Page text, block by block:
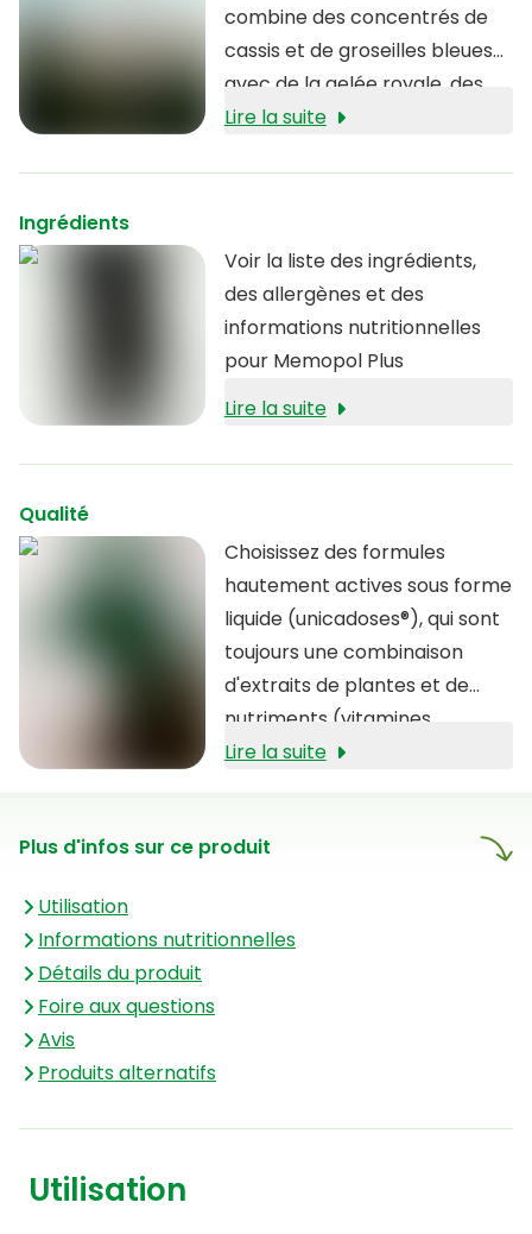
combine des concentrés de
cassis et de groseilles bleues
avec de la gelée royale, des
acides aminés et des
Lire la suite
Ingrédients
Voir la liste des ingrédients,
des allergènes et des
informations nutritionnelles
pour Memopol Plus
Lire la suite
Qualité
Choisissez des formules
hautement actives sous forme
liquide (unicadoses®), qui sont
toujours une combinaison
d'extraits de plantes et de
nutriments (vitamines,
minéraux et acides aminés)
de nombreux avantages,
optimale par l'organisme et
Lire la suite
Plus d'infos sur ce produit
Utilisation
Informations nutritionnelles
Détails du produit
Foire aux questions
Avis
Produits alternatifs
Utilisation